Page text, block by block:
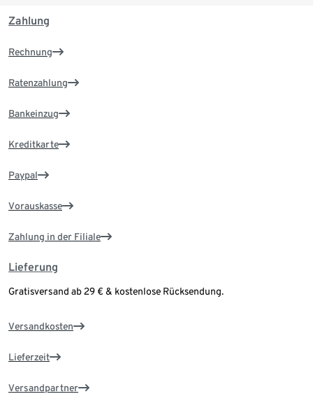
Zahlung
Rechnung
Ratenzahlung
Bankeinzug
Kreditkarte
Paypal
Vorauskasse
Zahlung in der Filiale
Lieferung
Gratisversand ab 29 € & kostenlose Rücksendung.
Versandkosten
Lieferzeit
Versandpartner